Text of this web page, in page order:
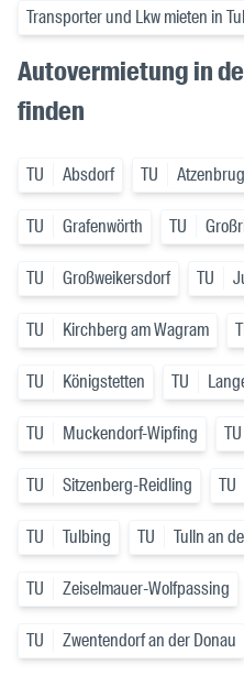
Transporter und Lkw mieten in
Autovermietung in
finden
TU Absdorf TU
TU Grafenwörth TU
TU Großweikersdorf TU
TU Kirchberg am Wagram
TU Königstetten TU
TU Muckendorf-Wipfing TU
TU Sitzenberg-Reidling TU
TU Tulbing TU Tulln an
TU Zeiselmauer-Wolfpassing
TU Zwentendorf an der Donau